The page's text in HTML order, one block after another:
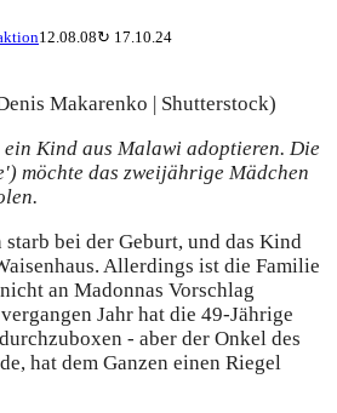
12.08.08↻ 17.10.24
Makarenko | Shutterstock)
Kind aus Malawi adoptieren. Die
möchte das zweijährige Mädchen
bei der Geburt, und das Kind
Allerdings ist die Familie
an Madonnas Vorschlag
Jahr hat die 49-Jährige
- aber der Onkel des
hat dem Ganzen einen Riegel